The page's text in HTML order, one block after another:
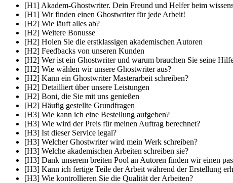
[H1] Akadem-Ghostwriter. Dein Freund und Helfer beim
[H1] Wir finden einen Ghostwriter für jede Arbeit!
[H2] Wie läuft alles ab?
[H2] Weitere Bonusse
[H2] Holen Sie die erstklassigen akademischen Autoren
[H2] Feedbacks von unseren Kunden
[H2] Wer ist ein Ghostwriter und warum brauchen Sie seine
[H2] Wie wählen wir unsere Ghostwriter aus?
[H2] Kann ein Ghostwriter Masterarbeit schreiben?
[H2] Detailliert über unsere Leistungen
[H2] Boni, die Sie mit uns genießen
[H2] Häufig gestellte Grundfragen
[H3] Wie kann ich eine Bestellung aufgeben?
[H3] Wie wird der Preis für meinen Auftrag berechnet?
[H3] Ist dieser Service legal?
[H3] Welcher Ghostwriter wird mein Werk schreiben?
[H3] Welche akademischen Arbeiten schreiben sie?
[H3] Dank unserem breiten Pool an Autoren finden wir einen
[H3] Kann ich fertige Teile der Arbeit während der Erstellung
[H3] Wie kontrollieren Sie die Qualität der Arbeiten?